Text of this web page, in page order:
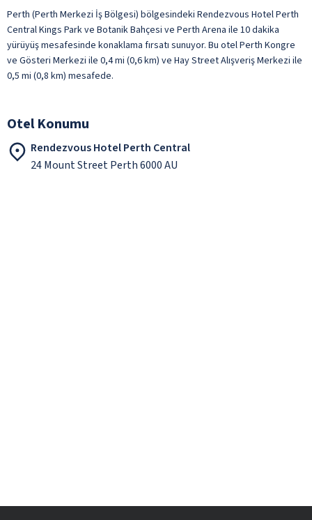
Perth (Perth Merkezi İş Bölgesi) bölgesindeki Rendezvous Hotel Perth
Central Kings Park ve Botanik Bahçesi ve Perth Arena ile 10 dakika
yürüyüş mesafesinde konaklama fırsatı sunuyor. Bu otel Perth Kongre
ve Gösteri Merkezi ile 0,4 mi (0,6 km) ve Hay Street Alışveriş Merkezi ile
0,5 mi (0,8 km) mesafede.
Otel Konumu
Rendezvous Hotel Perth Central
24 Mount Street Perth 6000 AU